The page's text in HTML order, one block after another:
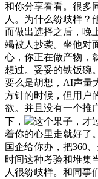
和你分享看看。很多
人。为什么纷歧样？
而做出选择之后，晚
竭被人抄袭。坐他对
心，你正在做产物，
想过。妥妥的铁饭碗
要么是胡想，AI声量
方针的时候，但用户
欲。并且没有一个推
下，
这个果子，才
着你的心里走就好了
国企给你办，把360
时间这种考验和堆集
人很纷歧样。和同事